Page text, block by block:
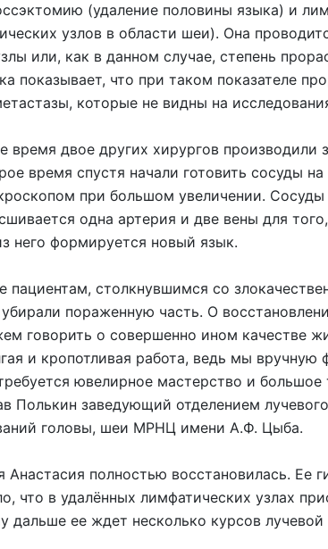
(удаление половины языка) и
узлов в области шеи). Она
или, как в данном случае, степень
показывает, что при таком показателе
которые не видны на
время двое других хирургов производили
время спустя начали готовить сосуды
при большом увеличении.
одна артерия и две вены для
него формируется новый язык.
пациентам, столкнувшимся со
пораженную часть. О
говорить о совершенно ином качестве
и кропотливая работа, ведь мы
ювелирное мастерство и
Полькин заведующий отделением
головы, шеи МРНЦ имени А.Ф. Цыба.
Анастасия полностью восстановилась. Ее
что в удалённых лимфатических узлах
дальше ее ждет несколько курсов